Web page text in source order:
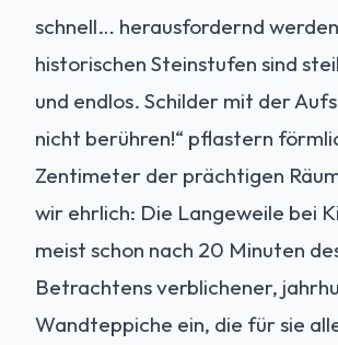
schnell… herausfordernd
historischen Steinstufen sind
und endlos. Schilder mit der
nicht berühren!“ pflastern
Zentimeter der prächtigen
wir ehrlich: Die Langeweile bei
meist schon nach 20 Minuten
Betrachtens verblichener,
Wandteppiche ein, die für sie